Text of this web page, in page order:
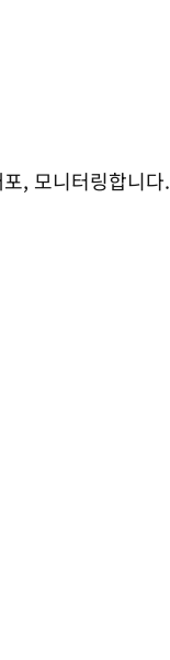
, 모니터링합니다.